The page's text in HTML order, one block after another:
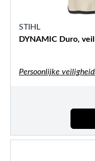
STIHL
DYNAMIC Duro,
Persoonlijke